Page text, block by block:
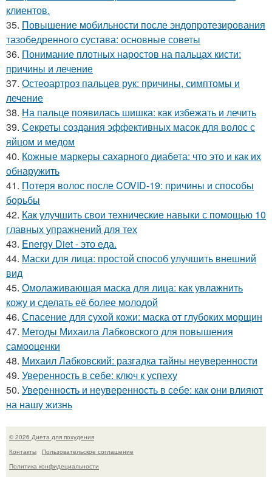
клиентов.
35. Повышение мобильности после эндопротезирования
тазобедренного сустава: основные советы
36. Понимание плотных наростов на пальцах кисти:
причины и лечение
37. Остеоартроз пальцев рук: причины, симптомы и
лечение
38. На пальце появилась шишка: как избежать и лечить
39. Секреты создания эффективных масок для волос с
яйцом и медом
40. Кожные маркеры сахарного диабета: что это и как их
обнаружить
41. Потеря волос после COVID-19: причины и способы
борьбы
42. Как улучшить свои технические навыки с помощью 10
главных упражнений для тех
43. Energy Diet - это еда.
44. Маски для лица: простой способ улучшить внешний
вид
45. Омолаживающая маска для лица: как увлажнить
кожу и сделать её более молодой
46. Спасение для сухой кожи: маска от глубоких морщин
47. Методы Михаила Лабковского для повышения
самооценки
48. Михаил Лабковский: разгадка тайны неуверенности
49. Уверенность в себе: ключ к успеху
50. Уверенность и неуверенность в себе: как они влияют
на нашу жизнь
© 2026 Диета для похудения
Контакты
Пользовательское соглашение
Политика конфидециальности